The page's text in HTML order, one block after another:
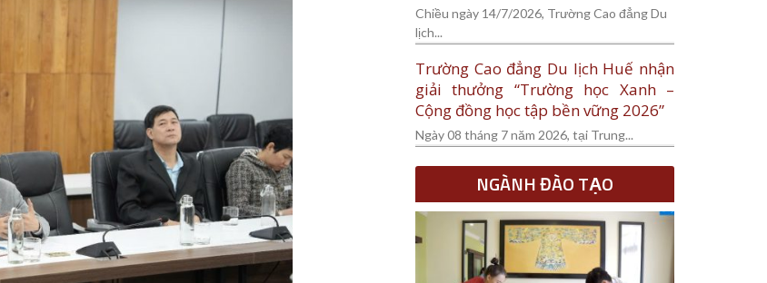
Chiều ngày 14/7/2026, Trường Cao đẳng Du
lịch...
Trường Cao đẳng Du lịch Huế nhận
giải thưởng “Trường học Xanh –
Cộng đồng học tập bền vững 2026”
Ngày 08 tháng 7 năm 2026, tại Trung...
NGÀNH ĐÀO TẠO